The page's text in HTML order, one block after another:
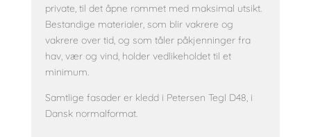
private, til det åpne rommet med maksimal utsikt.
Bestandige materialer, som blir vakrere og
vakrere over tid, og som tåler påkjenninger fra
hav, vær og vind, holder vedlikeholdet til et
minimum.
Samtlige fasader er kledd i Petersen Tegl D48, i
Dansk normalformat.